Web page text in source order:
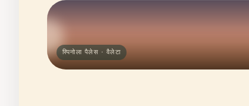
स्पिनोला पैलेस · वैलेटा